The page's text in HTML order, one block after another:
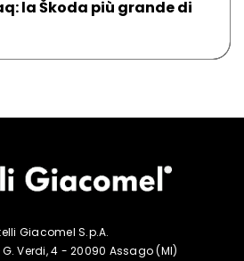
la Škoda più grande di
Giacomel S.p.A.
Verdi, 4 - 20090 Assago (MI)